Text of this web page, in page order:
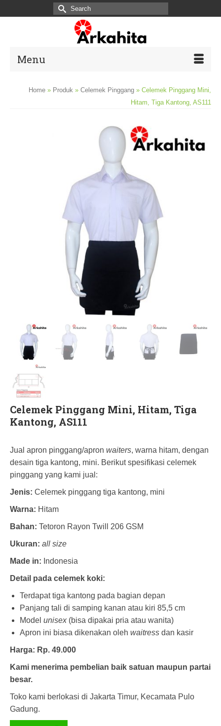
Search
Menu
Home » Produk » Celemek Pinggang » Celemek Pinggang Mini,
Hitam, Tiga Kantong, AS111
Celemek Pinggang Mini, Hitam, Tiga
Kantong, AS111
Jual apron pinggang/apron waiters, warna hitam, dengan
desain tiga kantong, mini. Berikut spesifikasi celemek
pinggang yang kami jual:
Jenis: Celemek pinggang tiga kantong, mini
Warna: Hitam
Bahan: Tetoron Rayon Twill 206 GSM
Ukuran: all size
Made in: Indonesia
Detail pada celemek koki:
Terdapat tiga kantong pada bagian depan
Panjang tali di samping kanan atau kiri 85,5 cm
Model unisex(bisa dipakai pria atau wanita)
Apron ini biasa dikenakan oleh waitress dan kasir
Harga: Rp. 49.000
Kami menerima pembelian baik satuan maupun partai
besar.
Toko kami berlokasi di Jakarta Timur, Kecamata Pulo
Gadung.